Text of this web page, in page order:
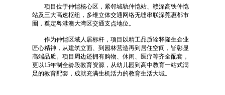
项目位于仲恺核心区，紧邻城轨仲恺站、赣深高铁仲恺
站及三大高速枢纽，多维立体交通网络无缝串联深莞惠都市
圈，奠定粤港澳大湾区交通支点地位。
作为仲恺区域人居标杆，项目以精工品质诠释隆生企业
匠心精神，从建筑立面、到园林营造再到居住空间，皆彰显
高端品质。项目周边还拥有购物、休闲、医疗等齐全配套，
更以15年制全龄段教育资源，从幼儿园到高中教育一站式满
足的教育配套，成就充满生机活力的教育生活大城。